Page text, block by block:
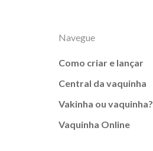
Navegue
Como criar e lançar
Central da vaquinha
Vakinha ou vaquinha?
Vaquinha Online